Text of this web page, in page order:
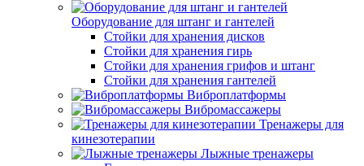
Оборудование для штанг и гантелей
Стойки для хранения дисков
Стойки для хранения гирь
Стойки для хранения грифов и штанг
Стойки для хранения гантелей
Виброплатформы
Вибромассажеры
Тренажеры для
кинезотерапии
Лыжные тренажеры